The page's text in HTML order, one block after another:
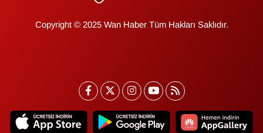
Copyright © 2025 Wan Haber Tüm Hakları Saklıdır.